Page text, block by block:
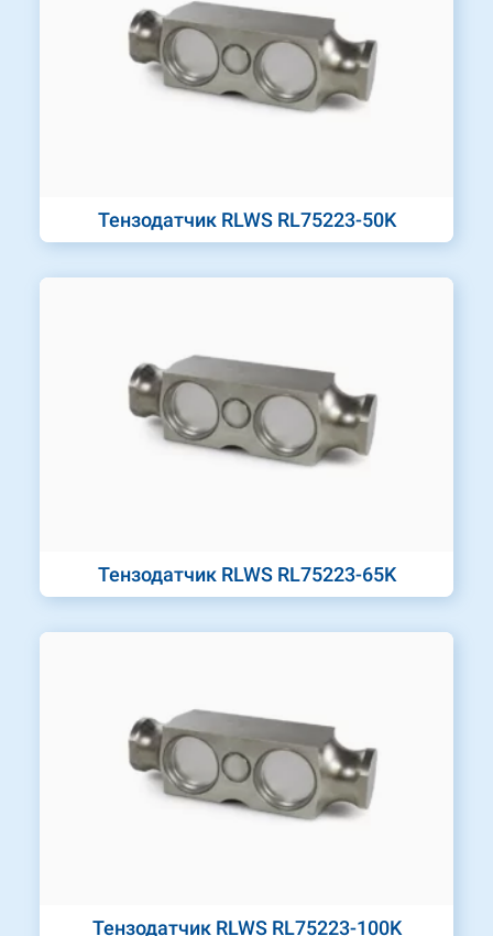
Тензодатчик RLWS RL75223-50K
Тензодатчик RLWS RL75223-65K
Тензодатчик RLWS RL75223-100K